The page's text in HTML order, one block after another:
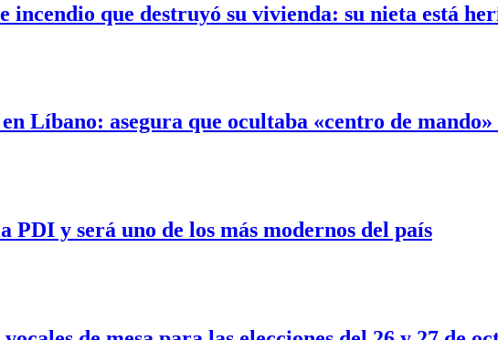
que destruyó su vivienda: su nieta está
Líbano: asegura que ocultaba «centro de mando»
PDI y será uno de los más modernos del país